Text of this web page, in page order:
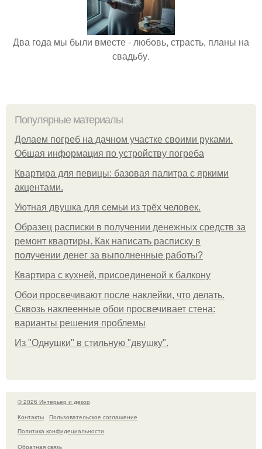
Два года мы были вместе - любовь, страсть, планы на
свадьбу.
Популярные материалы
Делаем погреб на дачном участке своими руками.
Общая информация по устройству погреба
Квартира для певицы: базовая палитра с яркими
акцентами.
Уютная двушка для семьи из трёх человек.
Образец расписки в получении денежных средств за
ремонт квартиры. Как написать расписку в
получении денег за выполненные работы?
Квартира с кухней, присоединеной к балкону
Обои просвечивают после наклейки, что делать.
Сквозь наклеенные обои просвечивает стена:
варианты решения проблемы
Из "Однушки" в стильную "двушку".
© 2026 Интерьер и декор
Контакты
Пользовательское соглашение
Политика конфидециальности
Обратная связь